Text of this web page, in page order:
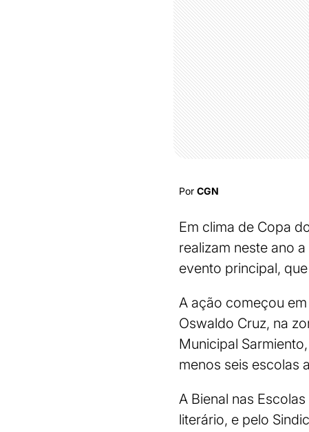
Por CGN
Em clima de Copa
realizam neste ano
evento principal,
A ação começou
Oswaldo Cruz, na
Municipal
menos seis escolas
A Bienal nas
literário, e pelo